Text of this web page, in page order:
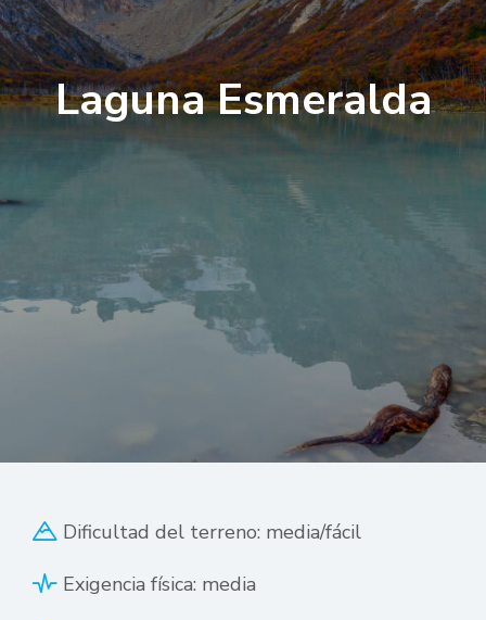
Laguna Esmeralda
Dificultad del terreno: media/fácil
Exigencia física: media